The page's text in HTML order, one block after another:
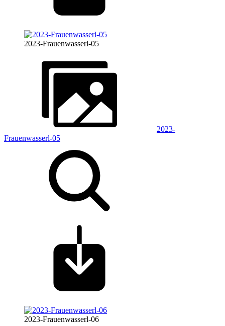
2023-Frauenwasserl-05
2023-
Frauenwasserl-05
2023-Frauenwasserl-06